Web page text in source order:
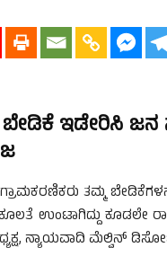
ಇಡೇರಿಸಿ
ಗ್ರಾಮಕರಣಿಕರು ತಮ್ಮ
ಉಂಟಾಗಿದ್ದು
ನ್ಯಾಯವಾದಿ ಮೆಲ್ವಿನ್